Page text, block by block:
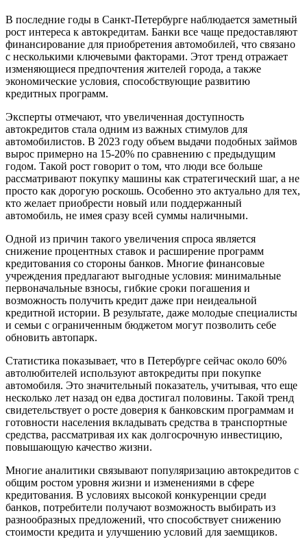
В последние годы в Санкт-Петербурге наблюдается заметный
рост интереса к автокредитам. Банки все чаще предоставляют
финансирование для приобретения автомобилей, что связано
с несколькими ключевыми факторами. Этот тренд отражает
изменяющиеся предпочтения жителей города, а также
экономические условия, способствующие развитию
кредитных программ.
Эксперты отмечают, что увеличенная доступность
автокредитов стала одним из важных стимулов для
автомобилистов. В 2023 году объем выдачи подобных займов
вырос примерно на 15-20% по сравнению с предыдущим
годом. Такой рост говорит о том, что люди все больше
рассматривают покупку машины как стратегический шаг, а не
просто как дорогую роскошь. Особенно это актуально для тех,
кто желает приобрести новый или поддержанный
автомобиль, не имея сразу всей суммы наличными.
Одной из причин такого увеличения спроса является
снижение процентных ставок и расширение программ
кредитования со стороны банков. Многие финансовые
учреждения предлагают выгодные условия: минимальные
первоначальные взносы, гибкие сроки погашения и
возможность получить кредит даже при неидеальной
кредитной истории. В результате, даже молодые специалисты
и семьи с ограниченным бюджетом могут позволить себе
обновить автопарк.
Статистика показывает, что в Петербурге сейчас около 60%
автолюбителей используют автокредиты при покупке
автомобиля. Это значительный показатель, учитывая, что еще
несколько лет назад он едва достигал половины. Такой тренд
свидетельствует о росте доверия к банковским программам и
готовности населения вкладывать средства в транспортные
средства, рассматривая их как долгосрочную инвестицию,
повышающую качество жизни.
Многие аналитики связывают популяризацию автокредитов с
общим ростом уровня жизни и изменениями в сфере
кредитования. В условиях высокой конкуренции среди
банков, потребители получают возможность выбирать из
разнообразных предложений, что способствует снижению
стоимости кредита и улучшению условий для заемщиков.